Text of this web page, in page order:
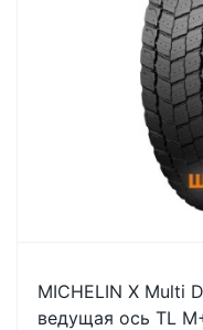
MICHELIN X Multi
ведущая ось TL